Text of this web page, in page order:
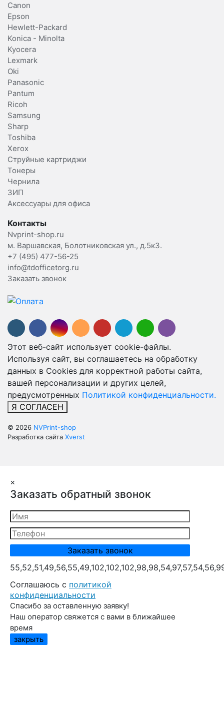
Canon
Epson
Hewlett-Packard
Konica - Minolta
Kyocera
Lexmark
Oki
Panasonic
Pantum
Ricoh
Samsung
Sharp
Toshiba
Xerox
Струйные картриджи
Тонеры
Чернила
ЗИП
Аксессуары для офиса
Контакты
Nvprint-shop.ru
м. Варшавская, Болотниковская ул., д.5к3.
+7 (495) 477-56-25
info@tdofficetorg.ru
Заказать звонок
Этот веб-сайт использует cookie-файлы.
Используя сайт, вы соглашаетесь на обработку
данных в Cookies для корректной работы сайта,
вашей персонализации и других целей,
предусмотренных Политикой конфиденциальности.
Я СОГЛАСЕН
© 2026 NVPrint-shop
Разработка сайта Xverst
×
Заказать обратный звонок
Cоглашаюсь с политикой
конфиденциальности
Спасибо за оставленную заявку!
Наш оператор свяжется с вами в ближайшее
время
закрыть